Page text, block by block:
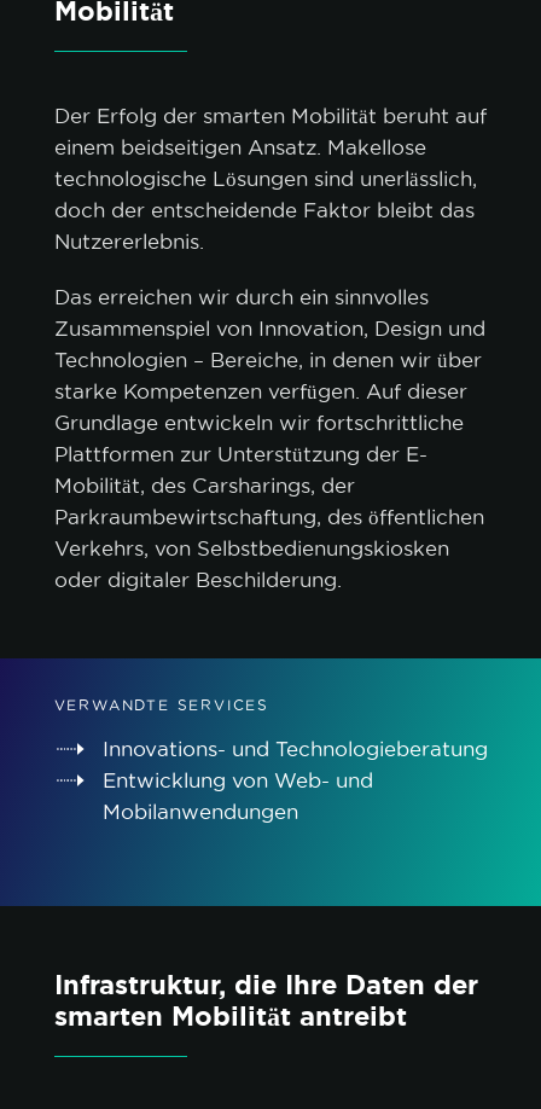
Mobilität
Der Erfolg der smarten Mobilität beruht auf
einem beidseitigen Ansatz. Makellose
technologische Lösungen sind unerlässlich,
doch der entscheidende Faktor bleibt das
Nutzererlebnis.
Das erreichen wir durch ein sinnvolles
Zusammenspiel von Innovation, Design und
Technologien – Bereiche, in denen wir über
starke Kompetenzen verfügen. Auf dieser
Grundlage entwickeln wir fortschrittliche
Plattformen zur Unterstützung der E-
Mobilität, des Carsharings, der
Parkraumbewirtschaftung, des öffentlichen
Verkehrs, von Selbstbedienungskiosken
oder digitaler Beschilderung.
VERWANDTE SERVICES
Innovations- und Technologieberatung
Entwicklung von Web- und
Mobilanwendungen
Infrastruktur, die Ihre Daten der
smarten Mobilität antreibt